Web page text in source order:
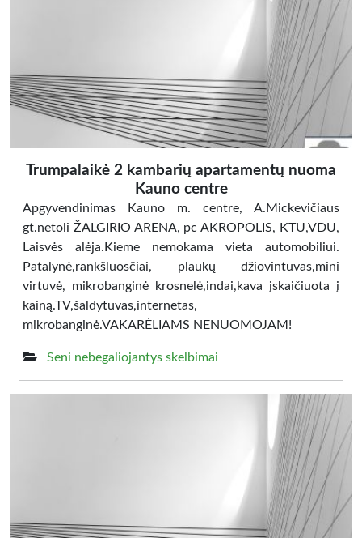
Trumpalaikė 2 kambarių apartamentų nuoma
Kauno centre
Apgyvendinimas Kauno m. centre, A.Mickevičiaus
gt.netoli ŽALGIRIO ARENA, pc AKROPOLIS, KTU,VDU,
Laisvės alėja.Kieme nemokama vieta automobiliui.
Patalynė,rankšluosčiai, plaukų džiovintuvas,mini
virtuvė, mikrobanginė krosnelė,indai,kava įskaičiuota į
kainą.TV,šaldytuvas,internetas,
mikrobanginė.VAKARĖLIAMS NENUOMOJAM!
Seni nebegaliojantys skelbimai